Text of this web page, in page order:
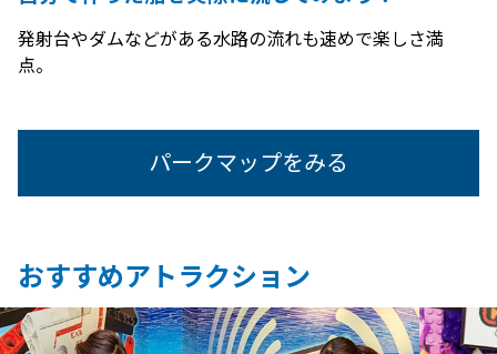
発射台やダムなどがある水路の流れも速めで楽しさ満
点。
パークマップをみる
おすすめアトラクション